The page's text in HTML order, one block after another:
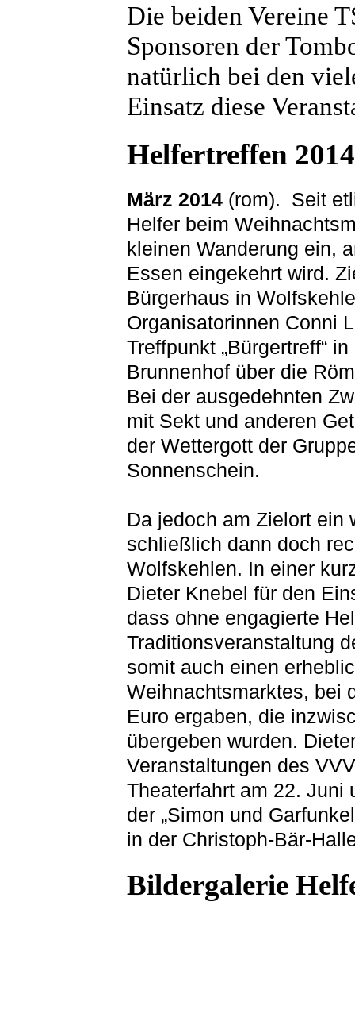
Die beiden Vereine
Sponsoren der
natürlich bei den
Einsatz diese
Helfertreffen 2014
März 2014 (rom).
Seit
Helfer beim
kleinen Wanderung ein,
Essen eingekehrt wird.
Bürgerhaus in
Organisatorinnen Conni
Treffpunkt „Bürgertreff“
Brunnenhof über die
Bei der ausgedehnten
mit Sekt und anderen
der Wettergott der
Sonnenschein.
Da jedoch am Zielort ein
schließlich dann doch
Wolfskehlen. In einer
Dieter Knebel für den
dass ohne engagierte
Traditionsveranstaltung
somit auch einen
Weihnachtsmarktes, bei
Euro ergaben, die
übergeben wurden.
Veranstaltungen des
Theaterfahrt am 22. Juni
der „Simon und
in der Christoph-Bär-
Bildergalerie